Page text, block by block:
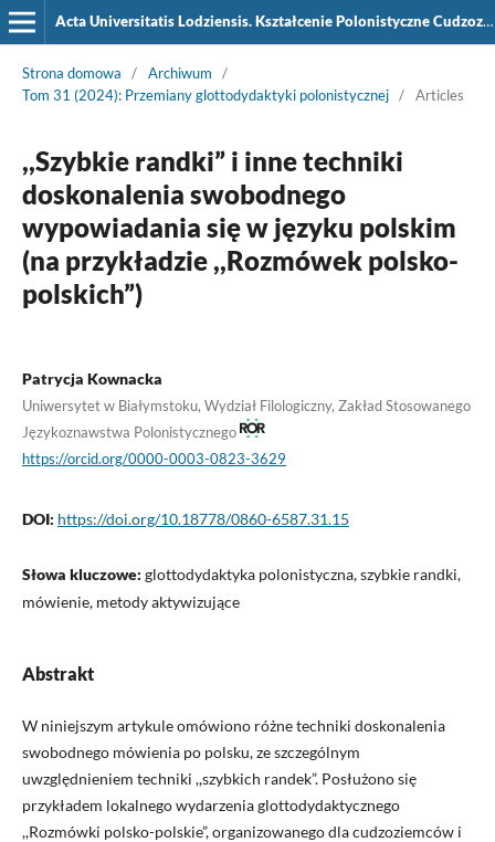
Acta Universitatis Lodziensis. Kształcenie Polonistyczne Cudzoziemców
Strona domowa / Archiwum
/
Tom 31 (2024): Przemiany glottodydaktyki polonistycznej / Articles
,,Szybkie randki” i inne techniki
doskonalenia swobodnego
wypowiadania się w języku polskim
(na przykładzie ,,Rozmówek polsko-
polskich”)
Patrycja Kownacka
Uniwersytet w Białymstoku, Wydział Filologiczny, Zakład Stosowanego
Językoznawstwa Polonistycznego
https://orcid.org/0000-0003-0823-3629
DOI: https://doi.org/10.18778/0860-6587.31.15
Słowa kluczowe: glottodydaktyka polonistyczna, szybkie randki,
mówienie, metody aktywizujące
Abstrakt
W niniejszym artykule omówiono różne techniki doskonalenia
swobodnego mówienia po polsku, ze szczególnym
uwzględnieniem techniki ,,szybkich randek”. Posłużono się
przykładem lokalnego wydarzenia glottodydaktycznego
,,Rozmówki polsko-polskie”, organizowanego dla cudzoziemców i